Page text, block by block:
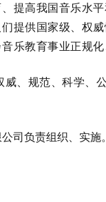
提高我国音乐水
提供国家级、权
乐教育事业正规化
、规范、科学、
司负责组织、实施。